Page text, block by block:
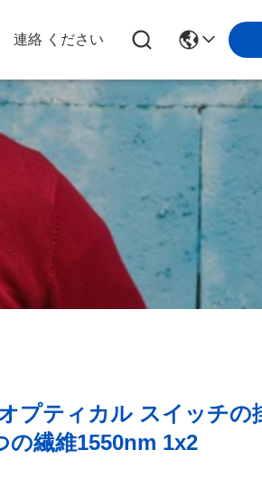
連絡 ください
プティカル スイッチの
の繊維1550nm 1x2